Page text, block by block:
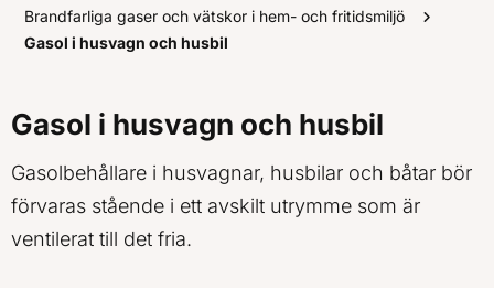
Brandfarliga gaser och vätskor i hem- och fritidsmiljö
Gasol i husvagn och husbil
Gasol i husvagn och husbil
Gasolbehållare i husvagnar, husbilar och båtar bör
förvaras stående i ett avskilt utrymme som är
ventilerat till det fria.